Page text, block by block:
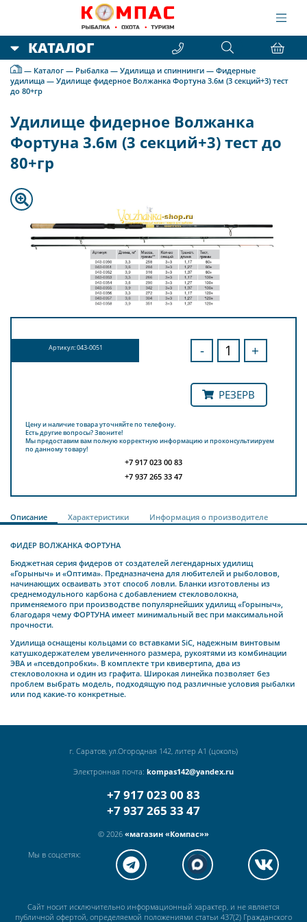
КАТАЛОГ
— Каталог — Рыбалка — Удилища и спиннинги — Фидерные
удилища — Удилище фидерное Волжанка Фортуна 3.6м (3 секций+3) тест
до 80+гр
Удилище фидерное Волжанка
Фортуна 3.6м (3 секций+3) тест до
80+гр
Артикул: 043-0051 - +
РЕЗЕРВ
Цену и наличие товара уточняйте по телефону.
Есть другие вопросы? Звоните!
Мы предоставим вам полную корректную информацию и проконсультиируем
по данному товару!
+7 917 023 00 83
+7 937 265 33 47
Описание Характеристики Информация о производителе
ФИДЕР ВОЛЖАНКА ФОРТУНА
Бюджетная серия фидеров от создателей легендарных удилищ
«Горыныч» и «Оптима». Предназначена для любителей и рыболовов,
начинающих осваивать этот способ ловли. Бланки изготовлены из
среднемодульного карбона с добавлением стекловолокна,
применяемого при производстве популярнейших удилищ «Горыныч»,
благодаря чему ФОРТУНА имеет минимальный вес при максимальной
прочности.
Удилища оснащены кольцами со вставками SiC, надежным винтовым
катушкодержателем увеличенного размера, рукоятями из комбинации
ЭВА и «псевдопробки». В комплекте три квивертипа, два из
стекловолокна и один из графита. Широкая линейка позволяет без
проблем выбрать модель, подходящую под различные условия рыбалки
или под какие-то конкретные.
г. Саратов, ул.Огородная 142, литер А1 (цоколь)
Электронная почта: kompas142@yandex.ru
+7 917 023 00 83
+7 937 265 33 47
© 2026 «магазин «Компас»»
Мы в соцсетях:
Сайт носит исключительно информационный характер, и не является
публичной офертой, определяемой положениями статьи 437(2) Гражданского